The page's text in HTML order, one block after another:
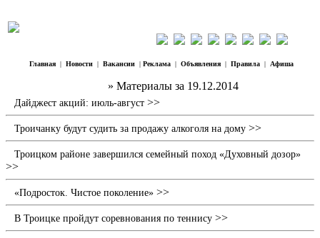
Главная | Новости | Вакансии | Реклама | Объявления | Правила | Афиша
» Материалы за 19.12.2014
Дайджест акций: июль-август >>
Троичанку будут судить за продажу алкоголя на дому >>
Троицком районе завершился семейный поход «Духовный дозор»
>>
«Подросток. Чистое поколение» >>
В Троицке пройдут соревнования по теннису >>